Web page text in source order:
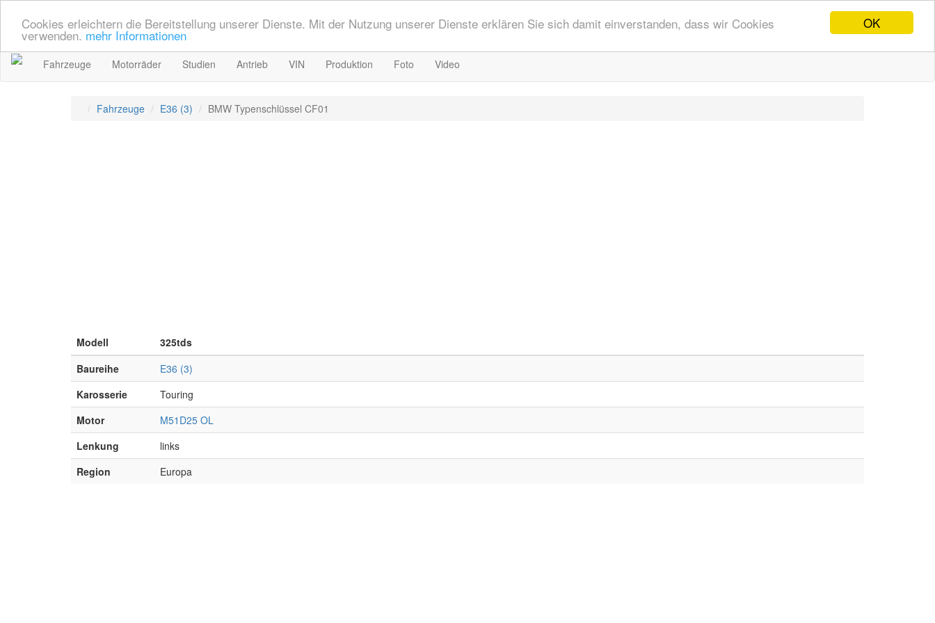
OK
Cookies erleichtern die Bereitstellung unserer Dienste. Mit der Nutzung unserer Dienste erklären Sie sich damit einverstanden, dass wir Cookies
verwenden. mehr Informationen
Fahrzeuge Motorräder Studien Antrieb VIN Produktion Foto Video
Fahrzeuge E36 (3) BMW Typenschlüssel CF01
Modell
325tds
Baureihe
E36 (3)
Karosserie
Touring
Motor
M51D25 OL
Lenkung
links
Region
Europa